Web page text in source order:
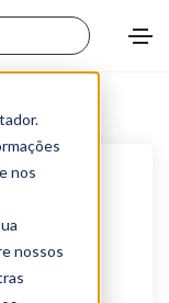
nos
nossos
Veja
Amazon